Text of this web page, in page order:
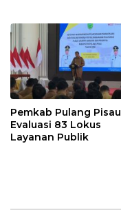
Pemkab Pulang Pisau
Evaluasi 83 Lokus
Layanan Publik